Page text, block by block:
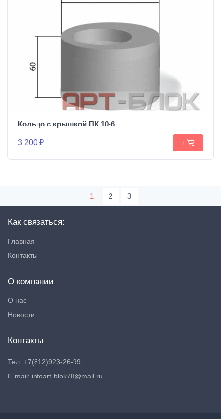
Кольцо с крышкой ПК 10-6
3 200 ₽ +
1 2 3
Как связаться:
Главная
Контакты
О компании
О нас
Новости
Контакты
Тел: +7(812)923-26-99
E-mail: infoart-blok78@mail.ru